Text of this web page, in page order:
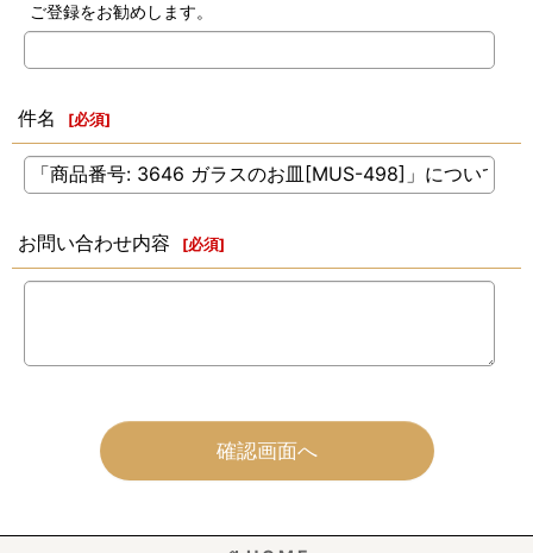
ご登録をお勧めします。
件名 [必須]
お問い合わせ内容 [必須]
確認画面へ